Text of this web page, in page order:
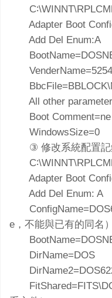
Adapter Boot
Add Del Enum:A
All other
Boot Comment=ne
WindowsSize=0
③ 修改系統配置記
Adapter Boot
Add Del Enum: A
e，不能與已有的同名）
DirName=DOS